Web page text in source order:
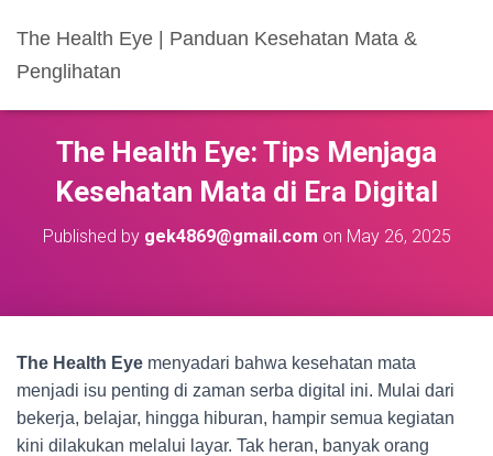
The Health Eye | Panduan Kesehatan Mata &
Penglihatan
The Health Eye: Tips Menjaga
Kesehatan Mata di Era Digital
Published by gek4869@gmail.com on May 26, 2025
The Health Eye menyadari bahwa kesehatan mata
menjadi isu penting di zaman serba digital ini. Mulai dari
bekerja, belajar, hingga hiburan, hampir semua kegiatan
kini dilakukan melalui layar. Tak heran, banyak orang